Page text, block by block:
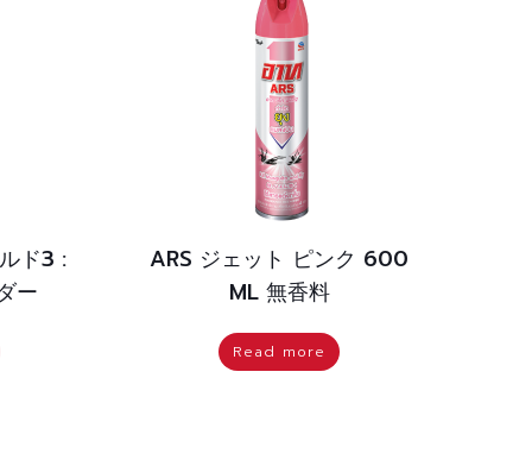
ド3 :
ー
ARS ジェット ピンク 600
ML 無香料
Read more